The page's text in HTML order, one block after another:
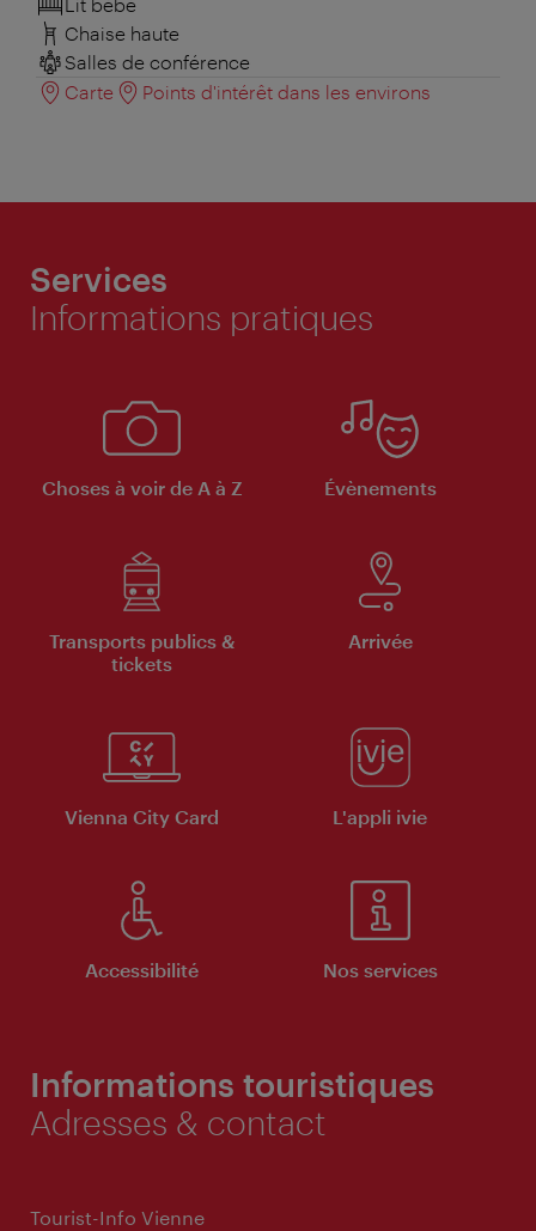
Lit bébé
Chaise haute
Salles de conférence
Carte
Points d'intérêt dans les environs
Services
Informations pratiques
Choses à voir de A à Z Évènements
Transports publics &
tickets
Arrivée
Vienna City Card L'appli ivie
Accessibilité Nos services
Informations touristiques
Adresses & contact
Tourist-Info Vienne